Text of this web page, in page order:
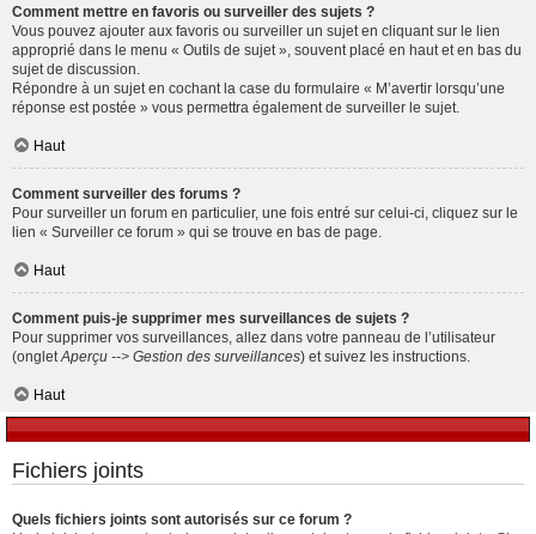
Comment mettre en favoris ou surveiller des sujets ?
Vous pouvez ajouter aux favoris ou surveiller un sujet en cliquant sur le lien
approprié dans le menu « Outils de sujet », souvent placé en haut et en bas du
sujet de discussion.
Répondre à un sujet en cochant la case du formulaire « M’avertir lorsqu’une
réponse est postée » vous permettra également de surveiller le sujet.
Haut
Comment surveiller des forums ?
Pour surveiller un forum en particulier, une fois entré sur celui-ci, cliquez sur le
lien « Surveiller ce forum » qui se trouve en bas de page.
Haut
Comment puis-je supprimer mes surveillances de sujets ?
Pour supprimer vos surveillances, allez dans votre panneau de l’utilisateur
(onglet Aperçu --> Gestion des surveillances) et suivez les instructions.
Haut
Fichiers joints
Quels fichiers joints sont autorisés sur ce forum ?